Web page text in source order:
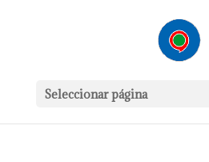
Seleccionar página